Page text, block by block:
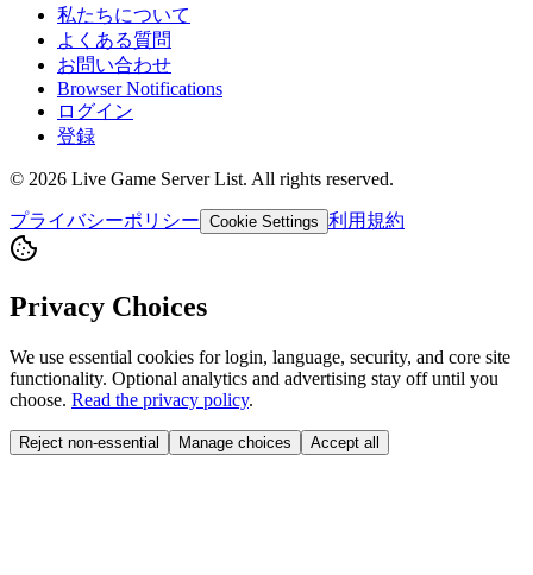
私たちについて
よくある質問
お問い合わせ
Browser Notifications
ログイン
登録
© 2026 Live Game Server List. All rights reserved.
プライバシーポリシー Cookie Settings 利用規約
Privacy Choices
We use essential cookies for login, language, security, and core site
functionality. Optional analytics and advertising stay off until you
choose. Read the privacy policy.
Reject non-essential Manage choices Accept all